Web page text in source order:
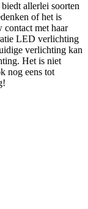
allerlei soorten
of het is
met haar
LED verlichting
verlichting kan
Het is niet
nog eens tot